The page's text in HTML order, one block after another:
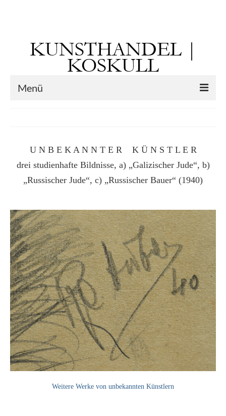
KUNSTHANDEL |
KOSKULL
Menü
Georg Otto Forster (01.08.1791 Sausenheim
– 02.06.1851 ebd.)
Max Gaisser
Leonhard Heinrich Hessel
George Paice
Johann Georg Strobel
Ludwig Martin Wilberg
Weitere Künstler nach 1945
Kunst 1900-1945
Walter Becker
Ernst Geitlinger
U N B E K A N N T E R K Ü N S T L E R
drei studienhafte Bildnisse, a) „Galizischer Jude“, b)
„Russischer Jude“, c) „Russischer Bauer“ (1940)
Weitere Werke von unbekannten Künstlern